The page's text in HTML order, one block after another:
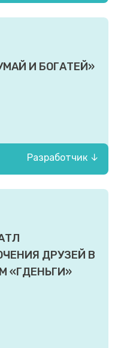
управления -
Российской
И БОГАТЕЙ»
Разработчик ↓
области (ГАУ
ДРУЗЕЙ В
«ГДЕНЬГИ»